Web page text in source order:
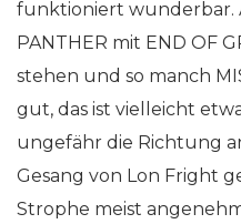
funktioniert wunderbar.
PANTHER mit END OF
stehen und so manch
gut, das ist vielleicht
ungefähr die Richtung
Gesang von Lon Fright
Strophe meist